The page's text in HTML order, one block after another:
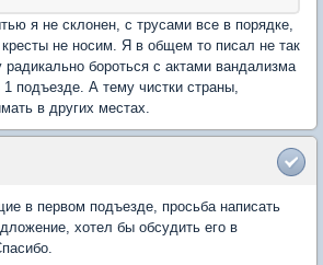
я не склонен, с трусами все в порядке,
не носим. Я в общем то писал не так
бороться с актами вандализма
1 подъезде. А тему чистки страны,
в других местах.
в первом подъезде, просьба написать
хотел бы обсудить его в